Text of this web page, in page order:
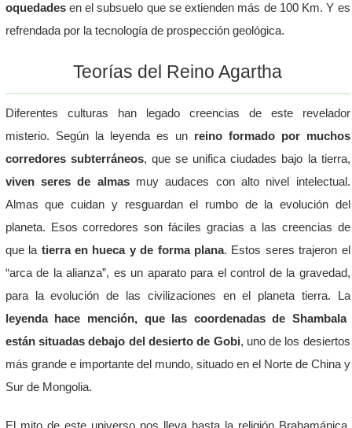
oquedadesen el subsuelo que se extienden más de 100 Km. Y es
refrendada por la tecnología de prospección geológica.
Teorías del Reino Agartha
Diferentes culturas han legado creencias de este revelador
misterio. Según la leyenda es unreino formado por muchos
corredores subterráneos, que se unifica ciudades bajo la tierra,
viven seres de almasmuy audaces con alto nivel intelectual.
Almas que cuidan y resguardan el rumbo de la evolución del
planeta. Esos corredores son fáciles gracias a las creencias de
que la tierra en hueca y de forma plana. Estos seres trajeron el
“arca de la alianza”, es un aparato para el control de la gravedad,
para la evolución de las civilizaciones en el planeta tierra. La
leyenda hace mención, que las coordenadas de Shambala
están situadas debajo del desierto de Gobi, uno de los desiertos
más grande e importante del mundo, situado en el Norte de China y
Sur de Mongolia.